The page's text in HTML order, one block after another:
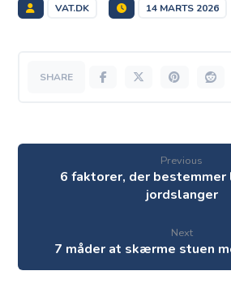
VAT.DK 14 MARTS 2026
Previous
6 faktorer, der
jordslanger
Next
7 måder at skærme stuen